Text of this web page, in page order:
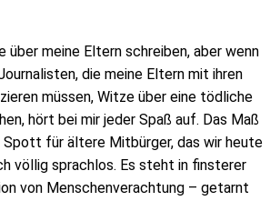
über meine Eltern schreiben, aber wenn
die meine Eltern mit ihren
müssen, Witze über eine tödliche
hört bei mir jeder Spaß auf. Das Maß
Spott für ältere Mitbürger, das wir heute
völlig sprachlos. Es steht in finsterer
von Menschenverachtung – getarnt